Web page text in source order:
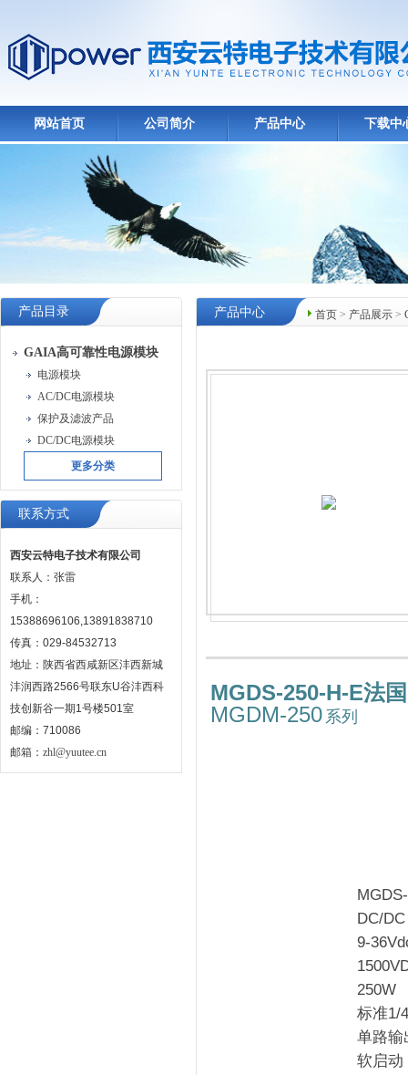
网站首页 公司简介 产品中心 下载中
产品目录
GAIA高可靠性电源模块
电源模块
AC/DC电源模块
保护及滤波产品
DC/DC电源模块
更多分类
联系方式
西安云特电子技术有限公司
联系人：张雷
手机：
15388696106,13891838710
传真：029-84532713
地址：陕西省西咸新区沣西新城
沣润西路2566号联东U谷沣西科
技创新谷一期1号楼501室
邮编：710086
邮箱： zhl@yuutee.cn
首页 > 产品展示 >
产品中心
MGDS-250-H-E法
MGDM-250 系列
DC/
9-
250W
标准1/
单路输
软启动